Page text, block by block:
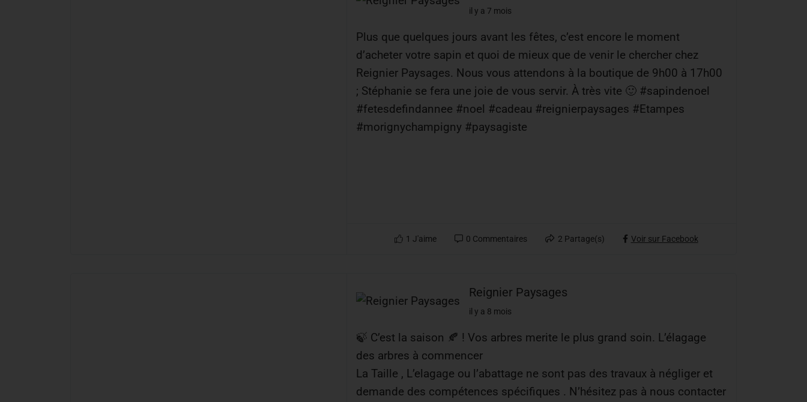
il y a 7 mois
Plus que quelques jours avant les fêtes, c’est encore le moment
d’acheter votre sapin et quoi de mieux que de venir le chercher chez
Reignier Paysages. Nous vous attendons à la boutique de 9h00 à 17h00
; Stéphanie se fera une joie de vous servir. À très vite 🙂 #sapindenoel
#fetesdefindannee #noel #cadeau #reignierpaysages #Etampes
#morignychampigny #paysagiste
1 J'aime 0 Commentaires 2 Partage(s) Voir sur Facebook
Reignier Paysages
il y a 8 mois
🍃 C’est la saison 🍂 ! Vos arbres merite le plus grand soin. L’élagage
des arbres à commencer
La Taille , L’elagage ou l’abattage ne sont pas des travaux à négliger et
demande des compétences spécifiques . N’hésitez pas à nous contacter